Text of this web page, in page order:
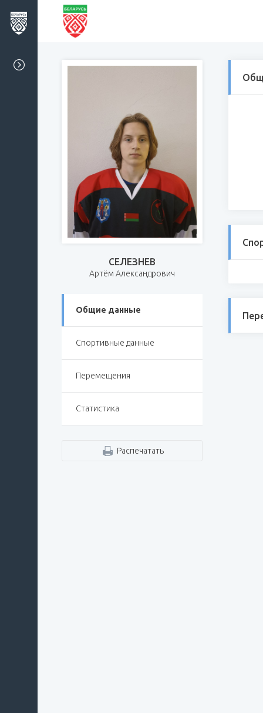
СЕЛЕЗНЕВ
Артём Александрович
Общие данные
Спортивные данные
Перемещения
Статистика
Распечатать